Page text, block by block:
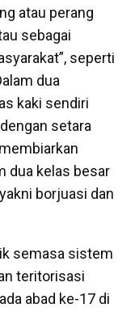
atau perang
sebagai
seperti
dua
kaki sendiri
setara
dua kelas besar
borjuasi dan
semasa sistem
teritorisasi
abad ke-17 di